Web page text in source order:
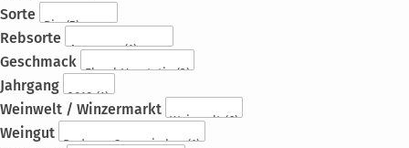
Sorte
Rebsorte
Geschmack
Jahrgang
Weinwelt / Winzermarkt
Weingut